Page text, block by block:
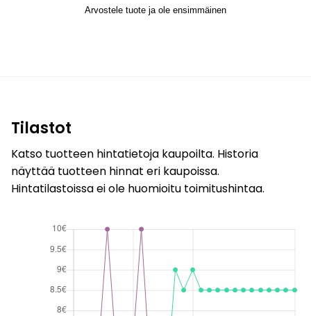
Arvostele tuote ja ole ensimmäinen
Tilastot
Katso tuotteen hintatietoja kaupoilta. Historia
näyttää tuotteen hinnat eri kaupoissa.
Hintatilastoissa ei ole huomioitu toimitushintaa.